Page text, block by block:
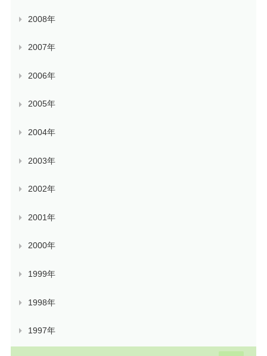
2008年
2007年
2006年
2005年
2004年
2003年
2002年
2001年
2000年
1999年
1998年
1997年